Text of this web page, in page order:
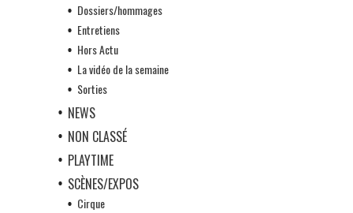
Dossiers/hommages
Entretiens
Hors Actu
La vidéo de la semaine
Sorties
NEWS
NON CLASSÉ
PLAYTIME
SCÈNES/EXPOS
Cirque